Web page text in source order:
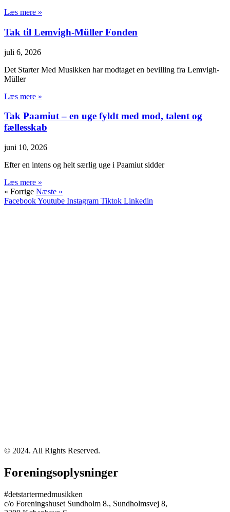
Læs mere »
Tak til Lemvigh-Müller Fonden
juli 6, 2026
Det Starter Med Musikken har modtaget en bevilling fra Lemvigh-
Müller
Læs mere »
Tak Paamiut – en uge fyldt med mod, talent og
fællesskab
juni 10, 2026
Efter en intens og helt særlig uge i Paamiut sidder
Læs mere »
« Forrige Næste »
FacebookYoutube Instagram Tiktok Linkedin
© 2024. All Rights Reserved.
Foreningsoplysninger
#detstartermedmusikken
c/o Foreningshuset Sundholm 8., Sundholmsvej 8,